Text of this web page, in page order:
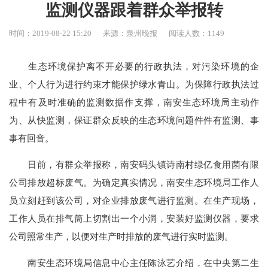
监测仪器跟着群众举报转
时间：2019-08-22 15:20 来源：泉州晚报 阅读人数： 1149
生态环境保护离不开必要的行政执法，对污染环境的企
业、个人行为进行约束才能保护绿水青山。为保障行政执法过
程中有及时准确的监测数据作支撑，南安生态环境局主动作
为、从快监测，保证群众反映的生态环境问题件件有监测、事
事有回音。
日前，有群众举报称，南安码头镇诗南村绿亿食用菌有限
公司排放超标废气。为确定真实情况，南安生态环境局工作人
员立刻赶到该公司，对企业排放废气进行监测。在生产现场，
工作人员在排气筒上切割出一个小洞，安装好监测仪器，要求
公司照常生产，以便对生产时排放的废气进行实时监测。
南安生态环境局信息中心主任陈泳艺介绍，在中央第二生